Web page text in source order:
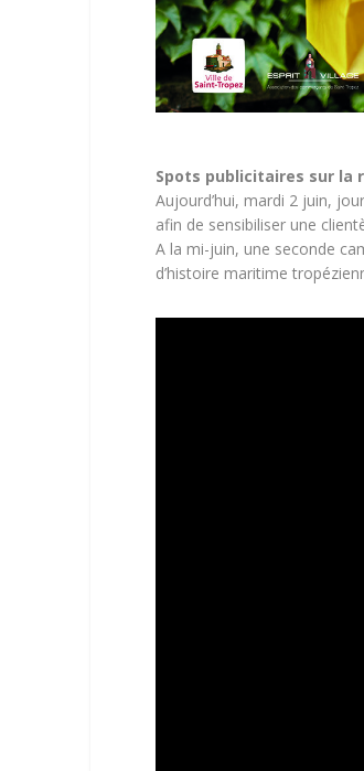
Spots publicitaires sur la
Aujourd’hui, mardi 2 juin,
afin de sensibiliser une
A la mi-juin, une seconde
d’histoire maritime